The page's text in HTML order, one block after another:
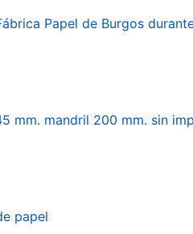
Papel de Burgos
mm. mandril 200 mm. sin
papel